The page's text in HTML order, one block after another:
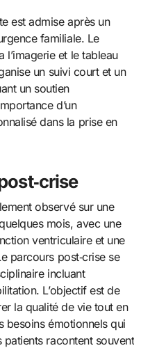
est admise après un
familiale. Le
l’imagerie et le tableau
un suivi court et un
un soutien
d’un
dans la prise en
mois, avec une
ventriculaire et une
parcours post‑crise se
incluant
L’objectif est de
la qualité de vie tout en
besoins émotionnels qui
racontent souvent